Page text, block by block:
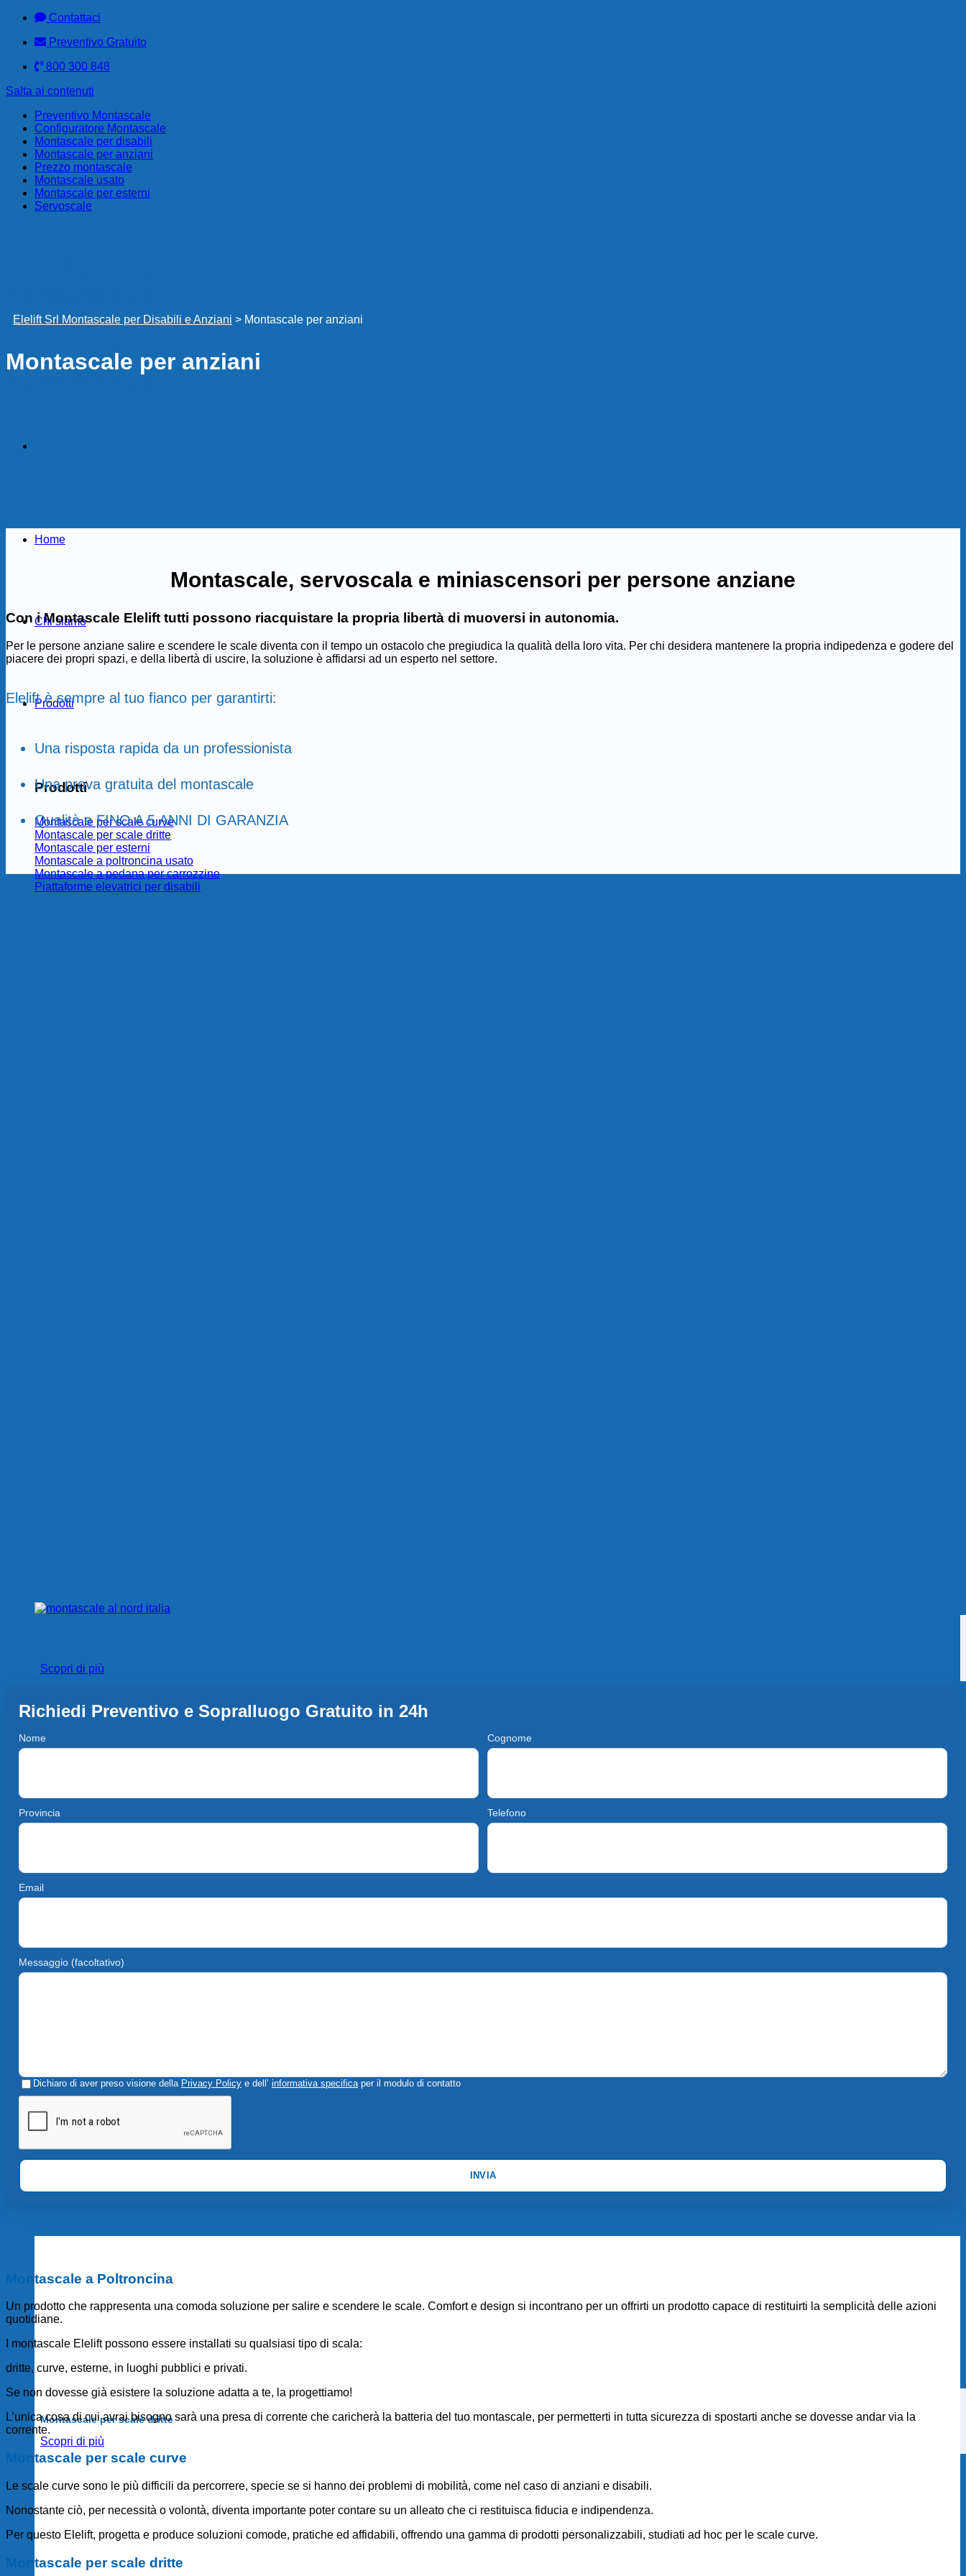
Contattaci
Preventivo Gratuito
800 300 848
Salta ai contenuti
Preventivo Montascale
Configuratore Montascale
Montascale per disabili
Montascale per anziani
Prezzo montascale
Montascale usato
Montascale per esterni
Servoscale
Home
Chi siamo
Prodotti
Prodotti
Montascale per scale curve
Montascale per scale dritte
Montascale per esterni
Montascale a poltroncina usato
Montascale a pedana per carrozzine
Piattaforme elevatrici per disabili
Scopri di più
Montascale per scale dritte
Scopri di più
Elelift Srl Montascale per Disabili e Anziani > Montascale per anziani
Montascale per anziani
Montascale, servoscala e miniascensori per persone anziane
Con i Montascale Elelift tutti possono riacquistare la propria libertà di muoversi in autonomia.
Per le persone anziane salire e scendere le scale diventa con il tempo un ostacolo che pregiudica la qualità della loro vita. Per chi desidera mantenere la propria indipedenza e godere del
piacere dei propri spazi, e della libertà di uscire, la soluzione è affidarsi ad un esperto nel settore.
Elelift è sempre al tuo fianco per garantirti:
Una risposta rapida da un professionista
Una prova gratuita del montascale
Qualità e FINO A 5 ANNI DI GARANZIA
Richiedi Preventivo e Sopralluogo Gratuito in 24h
Nome Cognome
Provincia Telefono
Email
Messaggio (facoltativo)
Dichiaro di aver preso visione della Privacy Policy e dell’ informativa specifica per il modulo di contatto
INVIA
Montascale a Poltroncina
Un prodotto che rappresenta una comoda soluzione per salire e scendere le scale. Comfort e design si incontrano per un offrirti un prodotto capace di restituirti la semplicità delle azioni
quotidiane.
I montascale Elelift possono essere installati su qualsiasi tipo di scala:
dritte, curve, esterne, in luoghi pubblici e privati.
Se non dovesse già esistere la soluzione adatta a te, la progettiamo!
L’unica cosa di cui avrai bisogno sarà una presa di corrente che caricherà la batteria del tuo montascale, per permetterti in tutta sicurezza di spostarti anche se dovesse andar via la
corrente.
Montascale per scale curve
Le scale curve sono le più difficili da percorrere, specie se si hanno dei problemi di mobilità, come nel caso di anziani e disabili.
Nonostante ciò, per necessità o volontà, diventa importante poter contare su un alleato che ci restituisca fiducia e indipendenza.
Per questo Elelift, progetta e produce soluzioni comode, pratiche ed affidabili, offrendo una gamma di prodotti personalizzabili, studiati ad hoc per le scale curve.
Montascale per scale dritte